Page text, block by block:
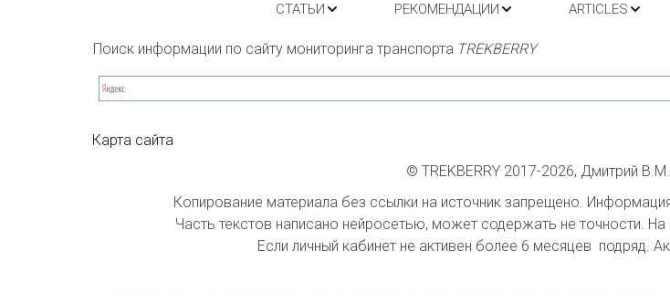
СТАТЬИ РЕКОМЕНДАЦИИ ARTICLES
Поиск информации по сайту мониторинга транспорта TREKBERRY
Карта сайта
© TREKBERRY 2017-2026, Дмитрий
Копирование материала без ссылки на источник запрещено.
Часть текстов написано нейросетью, может содержать не точности.
Если личный кабинет не активен более 6 месяцев  подряд.